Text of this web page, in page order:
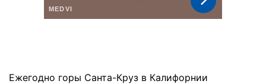
Ежегодно горы Санта-Круз в Калифорнии